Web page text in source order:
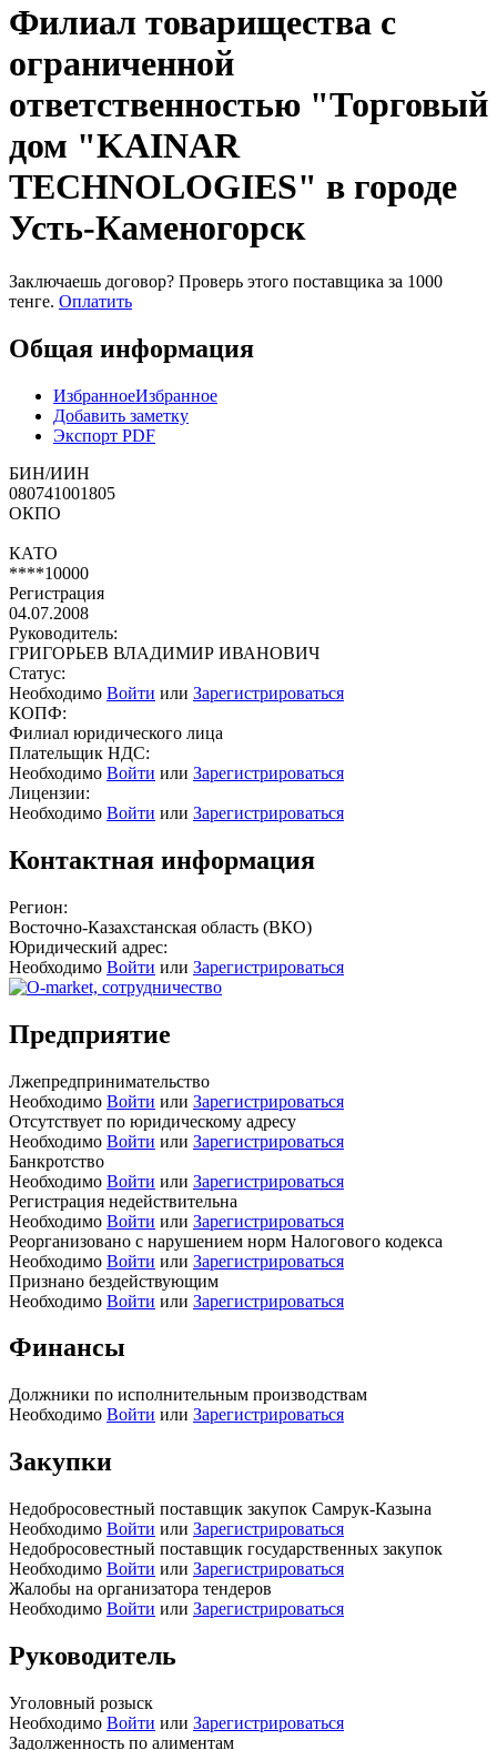
Филиал товарищества с
ограниченной
ответственностью "Торговый
дом "KAINAR
TECHNOLOGIES" в городе
Усть-Каменогорск
Заключаешь договор? Проверь этого поставщика за 1000
тенге. Оплатить
Общая информация
ИзбранноеИзбранное
Добавить заметку
Экспорт PDF
БИН/ИИН
080741001805
ОКПО
КАТО
****10000
Регистрация
04.07.2008
Руководитель:
ГРИГОРЬЕВ ВЛАДИМИР ИВАНОВИЧ
Статус:
Необходимо Войти или Зарегистрироваться
КОПФ:
Филиал юридического лица
Плательщик НДС:
Необходимо Войти или Зарегистрироваться
Лицензии:
Необходимо Войти или Зарегистрироваться
Контактная информация
Регион:
Восточно-Казахстанская область (ВКО)
Юридический адрес:
Необходимо Войти или Зарегистрироваться
Предприятие
Лжепредпринимательство
Необходимо Войти или Зарегистрироваться
Отсутствует по юридическому адресу
Необходимо Войти или Зарегистрироваться
Банкротство
Необходимо Войти или Зарегистрироваться
Регистрация недействительна
Необходимо Войти или Зарегистрироваться
Реорганизовано с нарушением норм Налогового кодекса
Необходимо Войти или Зарегистрироваться
Признано бездействующим
Необходимо Войти или Зарегистрироваться
Финансы
Должники по исполнительным производствам
Необходимо Войти или Зарегистрироваться
Закупки
Недобросовестный поставщик закупок Самрук-Казына
Необходимо Войти или Зарегистрироваться
Недобросовестный поставщик государственных закупок
Необходимо Войти или Зарегистрироваться
Жалобы на организатора тендеров
Необходимо Войти или Зарегистрироваться
Руководитель
Уголовный розыск
Необходимо Войти или Зарегистрироваться
Задолженность по алиментам